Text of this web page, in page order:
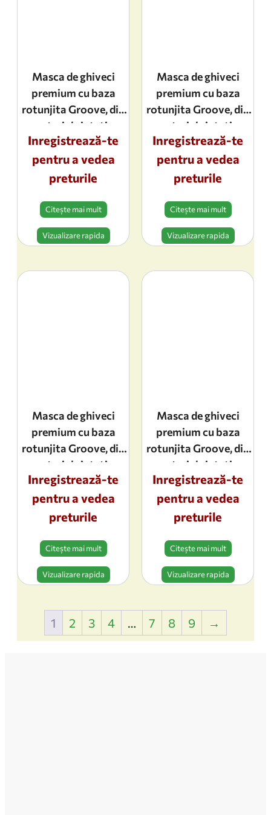
Masca de ghiveci
premium cu baza
rotunjita Groove, din
material sintetic,
dimensiuni 21,5x20cm,
culoarea black
Inregistrează-te
pentru a vedea
preturile
Citește mai mult
Vizualizare rapida
Masca de ghiveci
premium cu baza
rotunjita Groove, din
material sintetic,
dimensiuni 16,5x15cm,
culoarea black
Inregistrează-te
pentru a vedea
preturile
Citește mai mult
Vizualizare rapida
Masca de ghiveci
premium cu baza
rotunjita Groove, din
material sintetic,
dimensiuni 13x12cm,
culoarea black
Inregistrează-te
pentru a vedea
preturile
Citește mai mult
Vizualizare rapida
Masca de ghiveci
premium cu baza
rotunjita Groove, din
material sintetic,
dimensiuni 21,5x20cm,
culoarea Green
Inregistrează-te
pentru a vedea
preturile
Citește mai mult
Vizualizare rapida
1 2 3 4 … 7 8 9 →